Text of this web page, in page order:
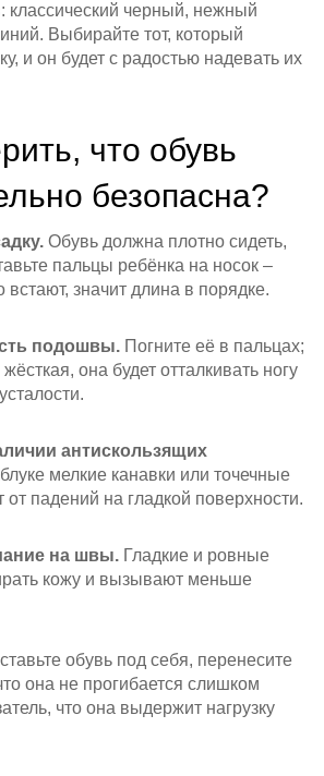
классический черный, нежный
Выбирайте тот, который
и он будет с радостью надевать их
что обувь
безопасна?
Обувь должна плотно сидеть,
пальцы ребёнка на носок –
значит длина в порядке.
подошвы. Погните её в пальцах;
она будет отталкивать ногу
антискользящих
мелкие канавки или точечные
от падений на гладкой поверхности.
на швы. Гладкие и ровные
кожу и вызывают меньше
обувь под себя, перенесите
она не прогибается слишком
что она выдержит нагрузку